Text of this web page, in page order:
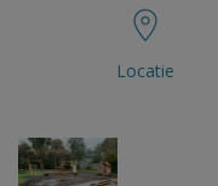
Locatie